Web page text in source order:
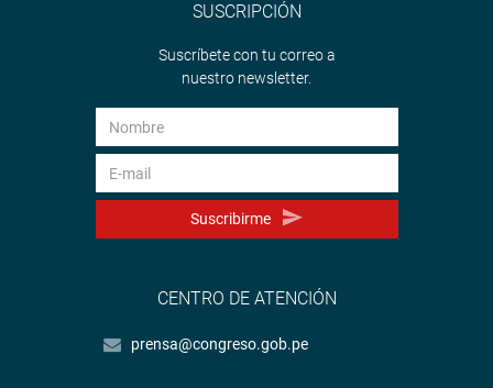
SUSCRIPCIÓN
Suscríbete con tu correo a
nuestro newsletter.
Suscribirme
CENTRO DE ATENCIÓN
prensa@congreso.gob.pe